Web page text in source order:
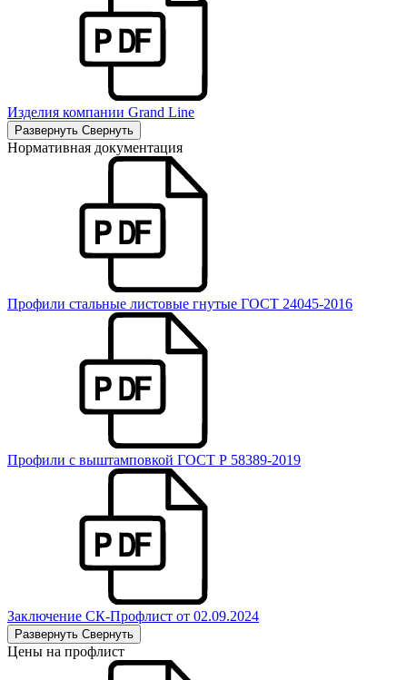
Изделия компании Grand Line
Развернуть Свернуть
Нормативная документация
Профили стальные листовые гнутые ГОСТ 24045-2016
Профили с выштамповкой ГОСТ Р 58389-2019
Заключение СК-Профлист от 02.09.2024
Развернуть Свернуть
Цены на профлист